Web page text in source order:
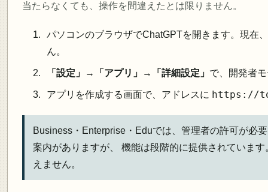
当たらなくても、操作を間違えたとは限りません。
パソコンのブラウザでChatGPTを開きます。現在
ん。
「設定」 → 「アプリ」 → 「詳細設定」 で、開発者
アプリを作成する画面で、アドレスに https://
Business・Enterprise・Eduでは、管理者の許可が必
案内がありますが、 機能は段階的に提供されていま
えません。